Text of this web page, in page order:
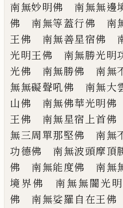
南無妙明佛 南無無邊
佛 南無等蓋行佛 南
王佛 南無善星宿佛
光明王佛 南無勝光
光佛 南無勝佛 南無
無無礙聲吼佛 南無大
山佛 南無佛華光明
王佛 南無星宿上首
無三周單那堅佛 南無
功德佛 南無波頭摩頂
佛 南無能度佛 南無
境界佛 南無無闇光
佛 南無娑羅自在王